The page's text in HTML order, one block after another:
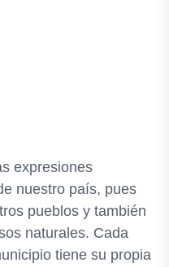
expresiones
nuestro país, pues
pueblos y también
naturales. Cada
tiene su propia